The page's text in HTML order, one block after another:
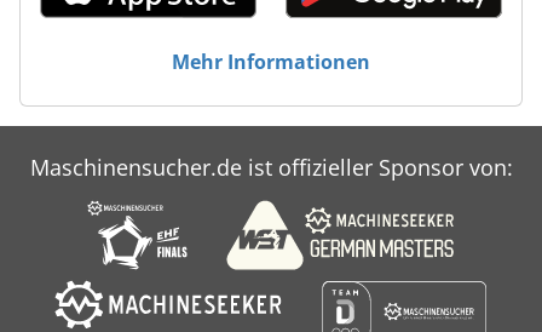
Mehr Informationen
Maschinensucher.de ist offizieller Sponsor von: